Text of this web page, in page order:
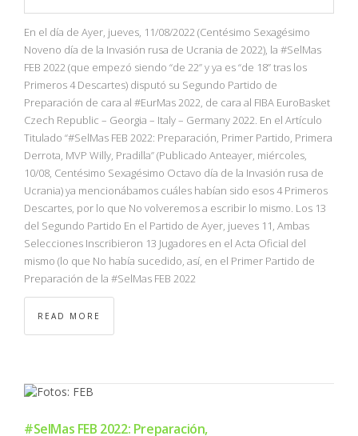
En el día de Ayer, jueves, 11/08/2022 (Centésimo Sexagésimo
Noveno día de la Invasión rusa de Ucrania de 2022), la #SelMas
FEB 2022 (que empezó siendo “de 22” y ya es “de 18” tras los
Primeros 4 Descartes) disputó su Segundo Partido de
Preparación de cara al #EurMas 2022, de cara al FIBA EuroBasket
Czech Republic – Georgia – Italy – Germany 2022. En el Artículo
Titulado “#SelMas FEB 2022: Preparación, Primer Partido, Primera
Derrota, MVP Willy, Pradilla” (Publicado Anteayer, miércoles,
10/08, Centésimo Sexagésimo Octavo día de la Invasión rusa de
Ucrania) ya mencionábamos cuáles habían sido esos 4 Primeros
Descartes, por lo que No volveremos a escribir lo mismo. Los 13
del Segundo Partido En el Partido de Ayer, jueves 11, Ambas
Selecciones Inscribieron 13 Jugadores en el Acta Oficial del
mismo (lo que No había sucedido, así, en el Primer Partido de
Preparación de la #SelMas FEB 2022
READ MORE
#SelMas FEB 2022: Preparación,